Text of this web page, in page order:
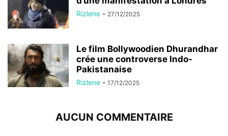
Rizlene - 27/12/2025
Le film Bollywoodien Dhurandhar
crée une controverse Indo-
Pakistanaise
Rizlene - 17/12/2025
AUCUN COMMENTAIRE